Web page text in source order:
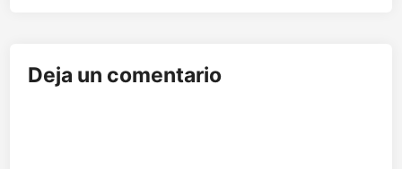
Deja un comentario